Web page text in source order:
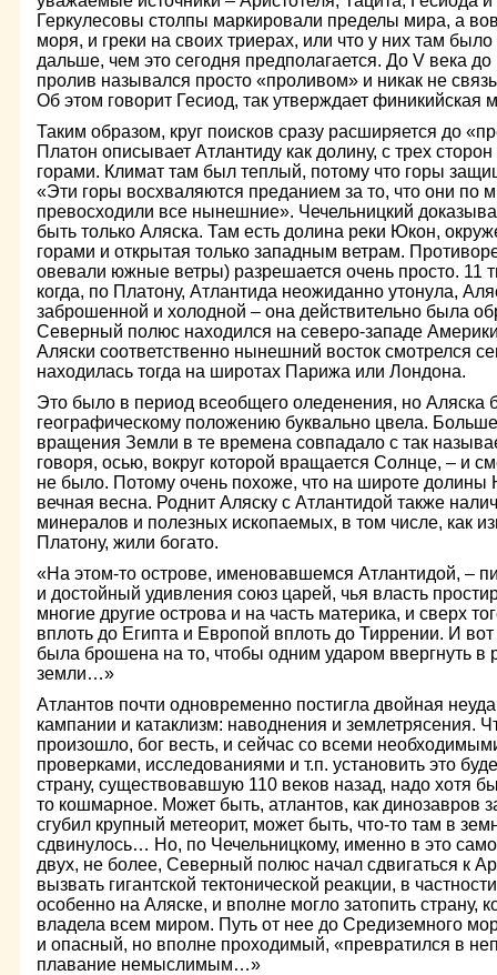
Геркулесовы столпы маркировали пределы мира, а
моря, и греки на своих триерах, или что у них там
дальше, чем это сегодня предполагается. До V века
пролив назывался просто «проливом» и никак не
Об этом говорит Гесиод, так утверждает финикийская
Таким образом, круг поисков сразу расширяется до
Платон описывает Атлантиду как долину, с трех
горами. Климат там был теплый, потому что горы
«Эти горы восхваляются преданием за то, что они по
превосходили все нынешние». Чечельницкий
быть только Аляска. Там есть долина реки Юкон,
горами и открытая только западным ветрам.
овевали южные ветры) разрешается очень просто. 11
когда, по Платону, Атлантида неожиданно утонула,
заброшенной и холодной – она действительно была
Северный полюс находился на северо-западе
Аляски соответственно нынешний восток смотрелся
находилась тогда на широтах Парижа или Лондона.
Это было в период всеобщего оледенения, но Аляска
географическому положению буквально цвела.
вращения Земли в те времена совпадало с так
говоря, осью, вокруг которой вращается Солнце, – и
не было. Потому очень похоже, что на широте долины
вечная весна. Роднит Аляску с Атлантидой также
минералов и полезных ископаемых, в том числе, как
Платону, жили богато.
«На этом-то острове, именовавшемся Атлантидой, –
и достойный удивления союз царей, чья власть
многие другие острова и на часть материка, и сверх
вплоть до Египта и Европой вплоть до Тиррении. И
была брошена на то, чтобы одним ударом ввергнуть в
земли…»
Атлантов почти одновременно постигла двойная
кампании и катаклизм: наводнения и землетрясения.
произошло, бог весть, и сейчас со всеми
проверками, исследованиями и т.п. установить это
страну, существовавшую 110 веков назад, надо хотя
то кошмарное. Может быть, атлантов, как динозавров
сгубил крупный метеорит, может быть, что-то там в
сдвинулось… Но, по Чечельницкому, именно в это
двух, не более, Северный полюс начал сдвигаться к
вызвать гигантской тектонической реакции, в
особенно на Аляске, и вполне могло затопить страну,
владела всем миром. Путь от нее до Средиземного
и опасный, но вполне проходимый, «превратился в
плавание немыслимым…»